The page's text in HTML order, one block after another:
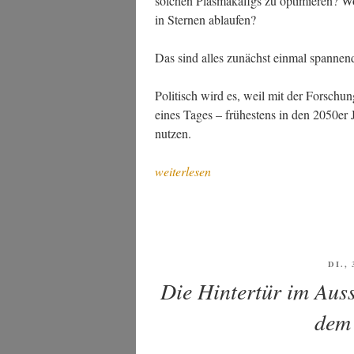
in Ster­nen ablaufen?
Das sind alles zunächst ein­mal
Poli­tisch wird es, weil mit der
eines Tages – frü­hes­tens in den
nutzen.
„Pho­
del­
stein
weiterlesen
DI.,
Die Hintertür im